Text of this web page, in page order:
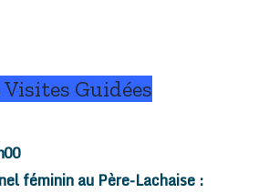
Guidées
féminin au Père-Lachaise :